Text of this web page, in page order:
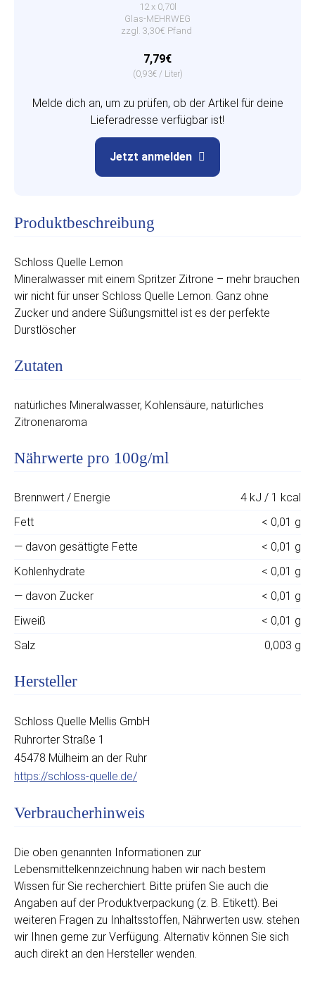
12 x 0,70l
Glas-MEHRWEG
zzgl. 3,30€ Pfand
7,79€
(0,93€ / Liter)
Melde dich an, um zu prüfen, ob der Artikel für deine
Lieferadresse verfügbar ist!
Jetzt anmelden
Produktbeschreibung
Schloss Quelle Lemon
Mineralwasser mit einem Spritzer Zitrone – mehr brauchen
wir nicht für unser Schloss Quelle Lemon. Ganz ohne
Zucker und andere Süßungsmittel ist es der perfekte
Durstlöscher
Zutaten
natürliches Mineralwasser, Kohlensäure, natür­liches
Zitronenaroma
Nährwerte pro 100g/ml
Brennwert / Energie
4 kJ / 1 kcal
Fett
< 0,01 g
— davon gesättigte Fette
< 0,01 g
Kohlenhydrate
< 0,01 g
— davon Zucker
< 0,01 g
Eiweiß
< 0,01 g
Salz
0,003 g
Hersteller
Schloss Quelle Mellis GmbH
Ruhrorter Straße 1
45478 Mülheim an der Ruhr
https://schloss-quelle.de/
Verbraucherhinweis
Die oben genannten Informationen zur
Lebensmittelkennzeichnung haben wir nach bestem
Wissen für Sie recherchiert. Bitte prüfen Sie auch die
Angaben auf der Produktverpackung (z. B. Etikett). Bei
weiteren Fragen zu Inhaltsstoffen, Nährwerten usw. stehen
wir Ihnen gerne zur Verfügung. Alternativ können Sie sich
auch direkt an den Hersteller wenden.